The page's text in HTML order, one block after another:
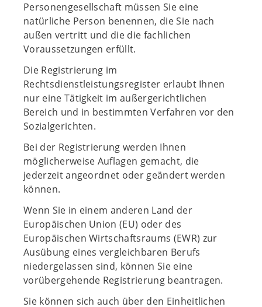
Personengesellschaft müssen Sie eine
natürliche Person benennen, die Sie nach
außen vertritt und die die fachlichen
Voraussetzungen erfüllt.
Die Registrierung im
Rechtsdienstleistungsregister erlaubt Ihnen
nur eine Tätigkeit im außergerichtlichen
Bereich und in bestimmten Verfahren vor den
Sozialgerichten.
Bei der Registrierung werden Ihnen
möglicherweise Auflagen gemacht, die
jederzeit angeordnet oder geändert werden
können.
Wenn Sie in einem anderen Land der
Europäischen Union (EU) oder des
Europäischen Wirtschaftsraums (EWR) zur
Ausübung eines vergleichbaren Berufs
niedergelassen sind, können Sie eine
vorübergehende Registrierung beantragen.
Sie können sich auch über den Einheitlichen